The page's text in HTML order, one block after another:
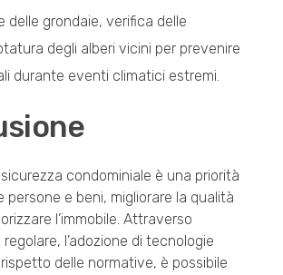
delle grondaie, verifica delle
degli alberi vicini per prevenire
durante eventi climatici estremi.
condominiale è una priorità
persone e beni, migliorare la qualità
l’immobile. Attraverso
l’adozione di tecnologie
delle normative, è possibile